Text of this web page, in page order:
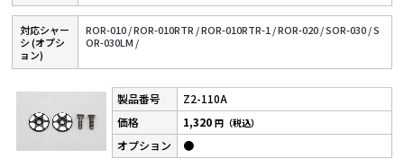
対応シャー
シ (オプシ
ョン)
ROR-010 /ROR-010RTR /ROR-010RTR-1 /ROR-020 /SOR-030 /S
OR-030LM /
Z2-110A
1,320円（税込）
●